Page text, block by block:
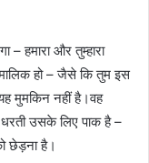
– हमारा और तुम्हारा
हो – जैसे कि तुम इस
मुमकिन नहीं है।वह
उसके लिए पाक है –
छेड़ना है।